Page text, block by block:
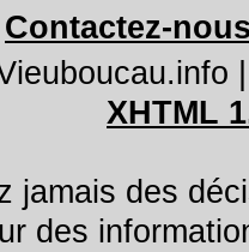
Contactez-
XHTML
jamais des
des